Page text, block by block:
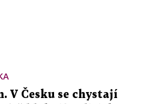
V Česku se chystají